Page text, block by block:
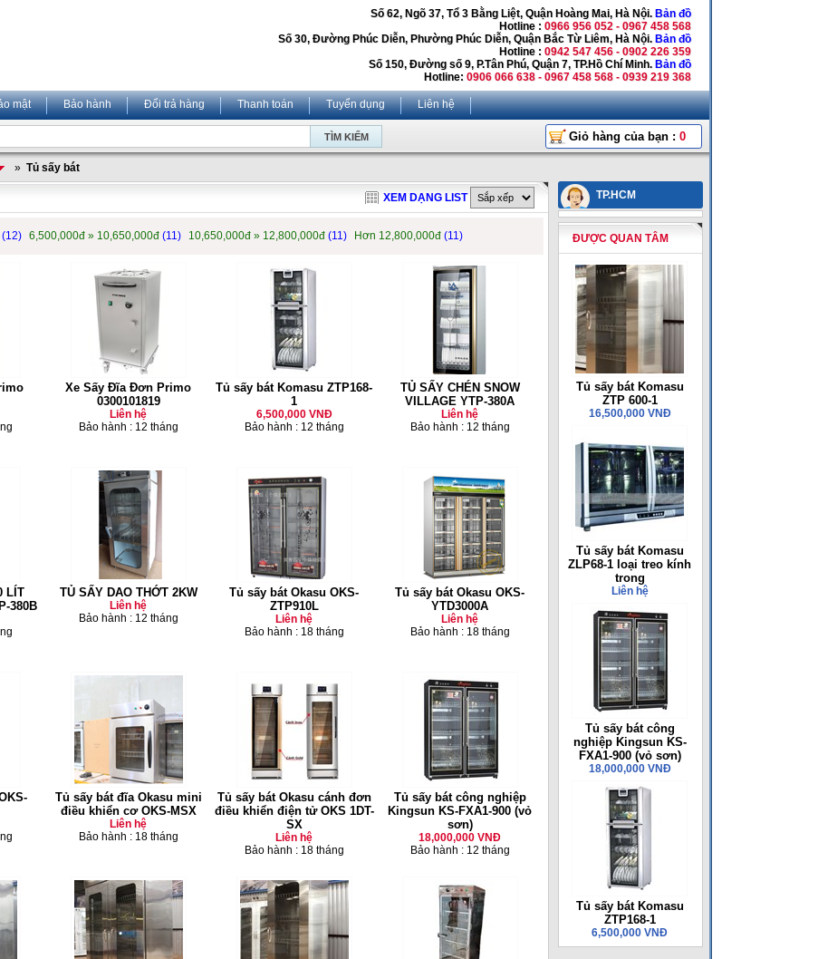
Số 62, Ngõ 37, Tổ 3 Bằng Liệt, Quận Hoàng Mai, Hà Nội. Bản đồ
Hotline : 0966 956 052 - 0967 458 568
Số 30, Đường Phúc Diễn, Phường Phúc Diễn, Quận Bắc Từ Liêm, Hà Nội. Bản đồ
Hotline : 0942 547 456 - 0902 226 359
Số 150, Đường số 9, P.Tân Phú, Quận 7, TP.Hồ Chí Minh. Bản đồ
Hotline: 0906 066 638 - 0967 458 568 - 0939 219 368
mật Bảo hành Đổi trả hàng Thanh toán Tuyển dụng Liên hệ
Giỏ hàng của bạn : 0
» Tủ sấy bát
XEM DẠNG LIST
(12) 6,500,000đ » 10,650,000đ (11) 10,650,000đ » 12,800,000đ (11) Hơn 12,800,000đ (11)
Xe Sấy Đĩa Đơn Primo
0300101819
Liên hệ
Bảo hành : 12 tháng
Tủ sấy bát Komasu ZTP168-
1
6,500,000 VNĐ
Bảo hành : 12 tháng
TỦ SẤY CHÉN SNOW
VILLAGE YTP-380A
Liên hệ
Bảo hành : 12 tháng
LÍT
380B
TỦ SẤY DAO THỚT 2KW
Liên hệ
Bảo hành : 12 tháng
Tủ sấy bát Okasu OKS-
ZTP910L
Liên hệ
Bảo hành : 18 tháng
Tủ sấy bát Okasu OKS-
YTD3000A
Liên hệ
Bảo hành : 18 tháng
Tủ sấy bát đĩa Okasu mini
điều khiển cơ OKS-MSX
Liên hệ
Bảo hành : 18 tháng
Tủ sấy bát Okasu cánh đơn
điều khiển điện tử OKS 1DT-
SX
Liên hệ
Bảo hành : 18 tháng
Tủ sấy bát công nghiệp
Kingsun KS-FXA1-900 (vỏ
sơn)
18,000,000 VNĐ
Bảo hành : 12 tháng
TP.HCM
ĐƯỢC QUAN TÂM
Tủ sấy bát Komasu
ZTP 600-1
16,500,000 VNĐ
Tủ sấy bát Komasu
ZLP68-1 loại treo kính
trong
Liên hệ
Tủ sấy bát công
nghiệp Kingsun KS-
FXA1-900 (vỏ sơn)
18,000,000 VNĐ
Tủ sấy bát Komasu
ZTP168-1
6,500,000 VNĐ